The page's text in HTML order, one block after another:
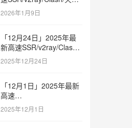
节点免费分享
2026年1月9日
「12月24日」2025年最
新高速SSR/v2ray/Clash/
火箭节点免费分享
2025年12月24日
「12月1日」2025年最新
高速
SSR/v2ray/Clash/trojan
节点免费分享
2025年12月1日